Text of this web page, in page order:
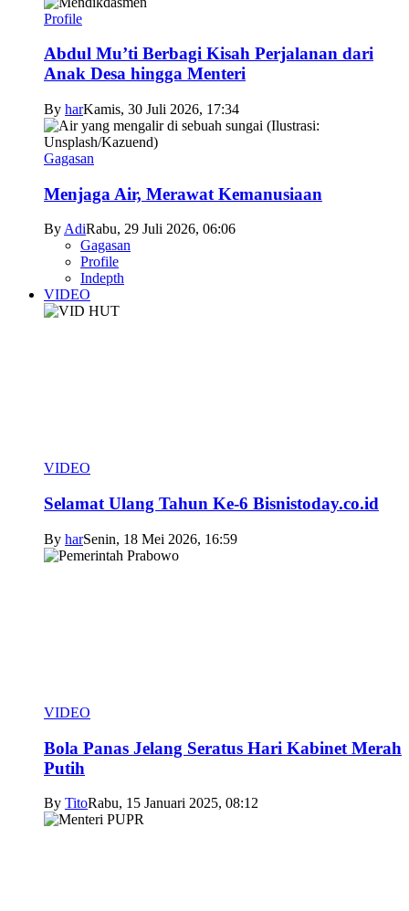
Profile
Abdul Mu’ti Berbagi Kisah Perjalanan dari
Anak Desa hingga Menteri
By harKamis, 30 Juli 2026, 17:34
Gagasan
Menjaga Air, Merawat Kemanusiaan
ByAdiRabu, 29 Juli 2026, 06:06
Gagasan
Profile
Indepth
VIDEO
VIDEO
Selamat Ulang Tahun Ke-6 Bisnistoday.co.id
By harSenin, 18 Mei 2026, 16:59
VIDEO
Bola Panas Jelang Seratus Hari Kabinet Merah
Putih
By TitoRabu, 15 Januari 2025, 08:12